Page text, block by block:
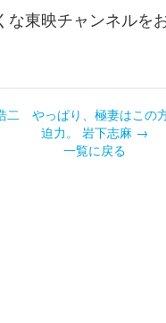
な東映チャンネルを
二
やっぱり、極妻はこの
迫力。 岩下志麻 →
一覧に戻る